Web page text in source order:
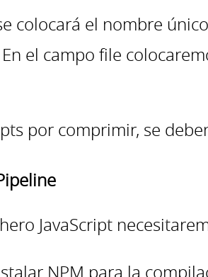
colocará el nombre
el campo file
por comprimir, se
JavaScript